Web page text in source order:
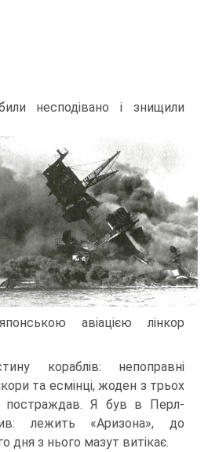
несподівано і знищили
авіацією лінкор
кораблів: непоправні
та есмінці, жоден з трьох
постраж­дав. Я був в Перл-
лежить «Аризона», до
дня з нього мазут витікає.